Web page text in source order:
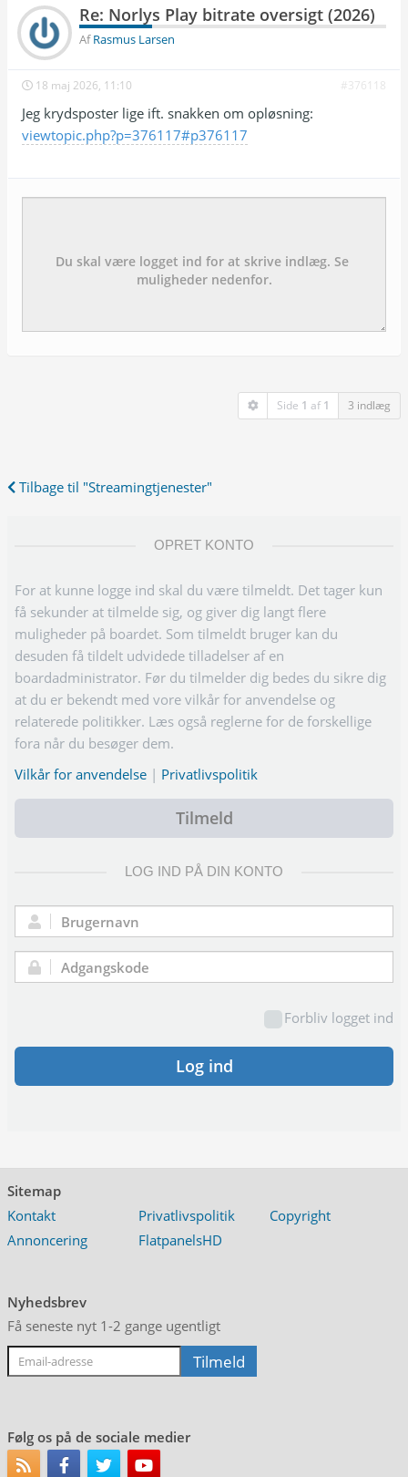
Re: Norlys Play bitrate oversigt (2026)
AfRasmus Larsen
18 maj 2026, 11:10 #376118
Jeg krydsposter lige ift. snakken om opløsning:
viewtopic.php?p=376117#p376117
Side 1 af 1 3 indlæg
Tilbage til "Streamingtjenester"
OPRET KONTO
For at kunne logge ind skal du være tilmeldt. Det tager kun
få sekunder at tilmelde sig, og giver dig langt flere
muligheder på boardet. Som tilmeldt bruger kan du
desuden få tildelt udvidede tilladelser af en
boardadministrator. Før du tilmelder dig bedes du sikre dig
at du er bekendt med vore vilkår for anvendelse og
relaterede politikker. Læs også reglerne for de forskellige
fora når du besøger dem.
Vilkår for anvendelse | Privatlivspolitik
Tilmeld
LOG IND PÅ DIN KONTO
Brugernavn:
Adgangskode:
Forbliv logget ind
Log ind
Sitemap
Kontakt
Privatlivspolitik
Copyright
Annoncering
FlatpanelsHD
Nyhedsbrev
Få seneste nyt 1-2 gange ugentligt
Følg os på de sociale medier